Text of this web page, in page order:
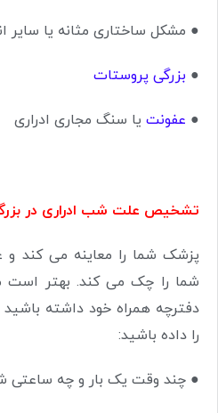
● مشکل ساختاری مثانه یا سایر
● بزرگی پروستات
● عفونت یا سنگ مجاری ادراری
تشخیص علت شب ادراری در
پزشک شما را معاینه می کند و
شما را چک می کند. بهتر است
دفترچه همراه خود داشته
را داده باشید:
● چند وقت یک بار و چه ساعتی